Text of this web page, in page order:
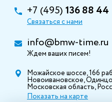
+7 (495) 136 88 44
Связаться с нами
info@bmw-time.ru
Ждем ваших писем!
Можайское шоссе, 166
Новоивановское,
Московская область,
Показать на карте